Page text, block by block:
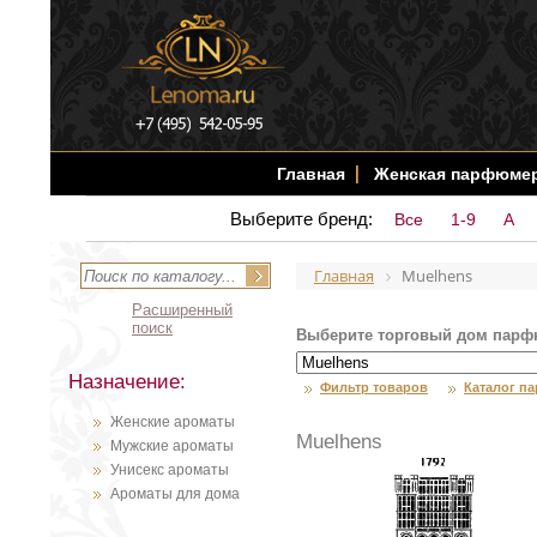
Главная Женская
Выберите бренд: Все 1-9 A
Расширенный
поиск
Назначение:
Женские ароматы
Мужские ароматы
Унисекс ароматы
Ароматы для дома
Главная Muelhens
Выберите торговый дом
Фильтр товаров Каталог
Muelhens